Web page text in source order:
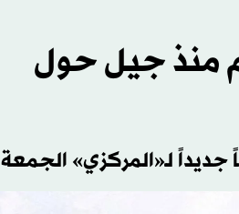
منذ جيل حول
جديداً لـ«المركزي» الجمعة